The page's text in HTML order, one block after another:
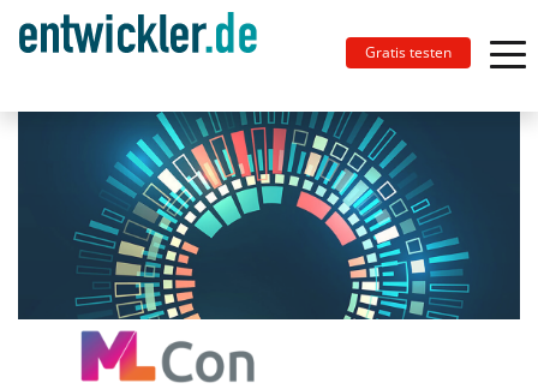
Gratis testen